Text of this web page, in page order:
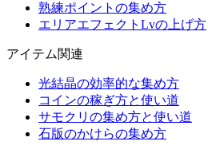
熟練ポイントの集め方
エリアエフェクトLvの上げ方
アイテム関連
光結晶の効率的な集め方
コインの稼ぎ方と使い道
サモクリの集め方と使い道
石版のかけらの集め方